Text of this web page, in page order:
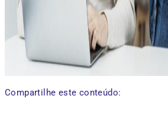
Compartilhe este conteúdo: